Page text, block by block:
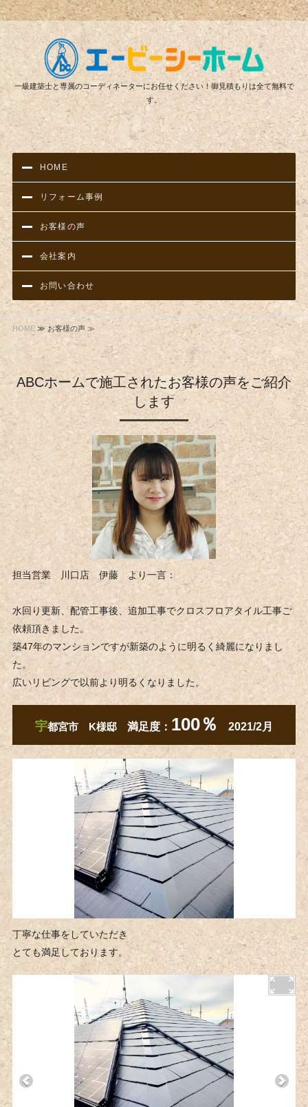
リ
一級建築士と専属のコーディネーターにお任せください！御見積もりは全て無料で
す。
HOME
リフォーム事例
お客様の声
会社案内
お問い合わせ
HOME≫ お客様の声 ≫
ABCホームで施工されたお客様の声をご紹介
します
担当営業 川口店 伊藤 より一言：
水回り更新、配管工事後、追加工事でクロスフロアタイル工事ご
依頼頂きました。
築47年のマンションですが新築のように明るく綺麗になりまし
た。
広いリビングで以前より明るくなりました。
宇都宮市 K様邸 満足度： 100％ 2021/2月
丁寧な仕事をしていただき
とても満足しております。